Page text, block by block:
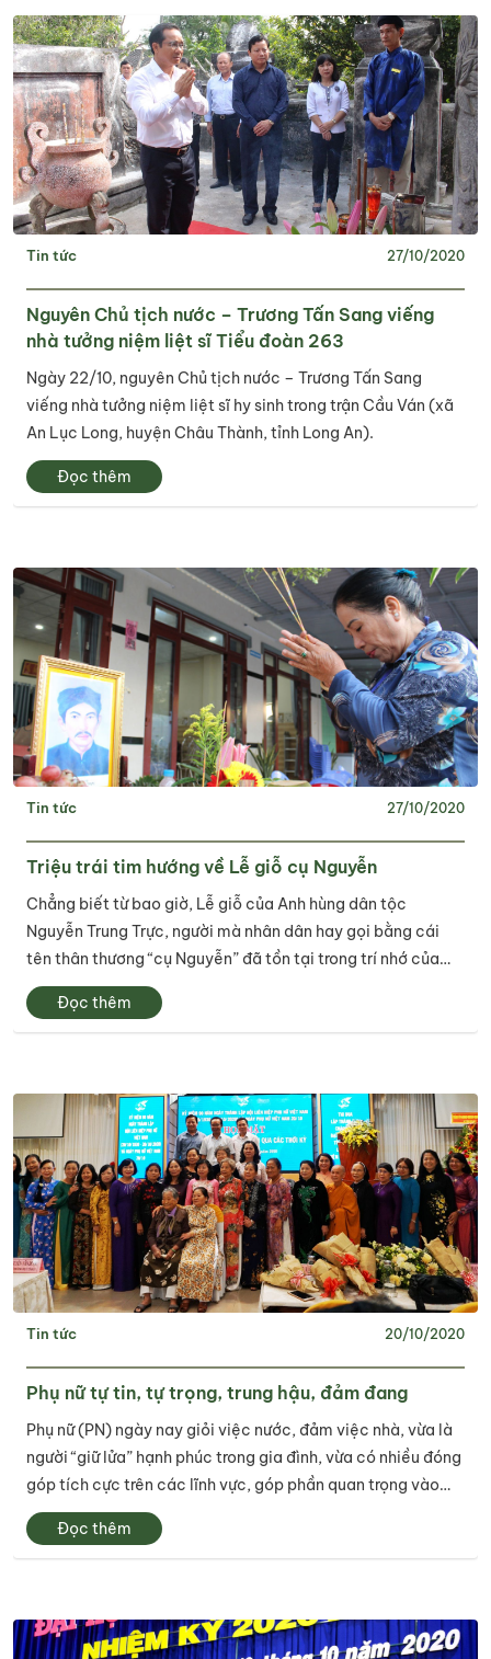
Tin tức 27/10/2020
Nguyên Chủ tịch nước – Trương Tấn Sang viếng
nhà tưởng niệm liệt sĩ Tiểu đoàn 263
Ngày 22/10, nguyên Chủ tịch nước – Trương Tấn Sang
viếng nhà tưởng niệm liệt sĩ hy sinh trong trận Cầu Ván (xã
An Lục Long, huyện Châu Thành, tỉnh Long An).
Đọc thêm
Tin tức 27/10/2020
Triệu trái tim hướng về Lễ giỗ cụ Nguyễn
Chẳng biết từ bao giờ, Lễ giỗ của Anh hùng dân tộc
Nguyễn Trung Trực, người mà nhân dân hay gọi bằng cái
tên thân thương “cụ Nguyễn” đã tồn tại trong trí nhớ của
không chỉ riêng người dân Long An mà còn cả người dân
các tỉnh An Giang, Kiên Giang,......
Đọc thêm
Tin tức 20/10/2020
Phụ nữ tự tin, tự trọng, trung hậu, đảm đang
Phụ nữ (PN) ngày nay giỏi việc nước, đảm việc nhà, vừa là
người “giữ lửa” hạnh phúc trong gia đình, vừa có nhiều đóng
góp tích cực trên các lĩnh vực, góp phần quan trọng vào
việc phát triển KT-XH của quê hương, đất nước.
Đọc thêm